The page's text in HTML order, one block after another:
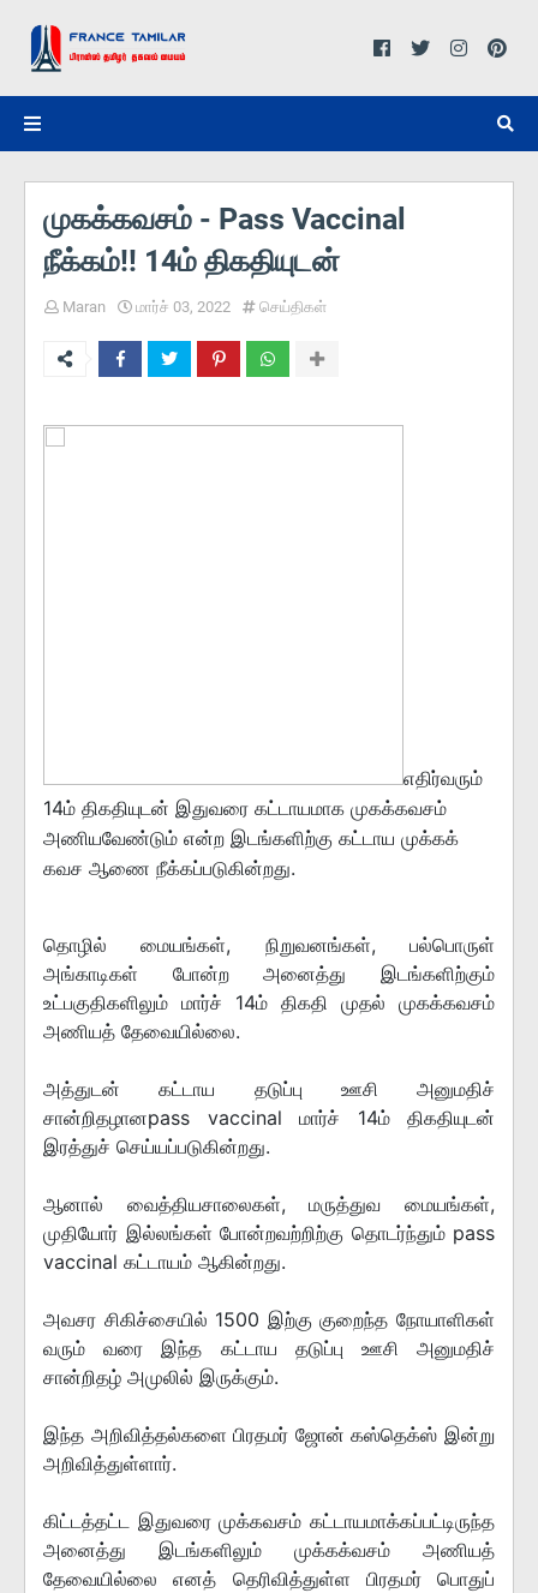
முகக்கவசம் - Pass Vaccinal
நீக்கம்!! 14ம் திகதியுடன்
Maran மார்ச் 03, 2022 செய்திகள்
எதிர்வரும்
14ம் திகதியுடன் இதுவரை கட்டாயமாக முகக்கவசம்
அணியவேண்டும் என்ற இடங்களிற்கு கட்டாய முக்கக்
கவச ஆணை நீக்கப்படுகின்றது.
தொழில் மையங்கள், நிறுவனங்கள், பல்பொருள்
அங்காடிகள் போன்ற அனைத்து இடங்களிற்கும்
உட்பகுதிகளிலும் மார்ச் 14ம் திகதி முதல் முகக்கவசம்
அணியத் தேவையில்லை.
அத்துடன் கட்டாய தடுப்பு ஊசி அனுமதிச்
சான்றிதழானpass vaccinal மார்ச் 14ம் திகதியுடன்
இரத்துச் செய்யப்படுகின்றது.
ஆனால் வைத்தியசாலைகள், மருத்துவ மையங்கள்,
முதியோர் இல்லங்கள் போன்றவற்றிற்கு தொடர்ந்தும் pass
vaccinal கட்டாயம் ஆகின்றது.
அவசர சிகிச்சையில் 1500 இற்கு குறைந்த நோயாளிகள்
வரும் வரை இந்த கட்டாய தடுப்பு ஊசி அனுமதிச்
சான்றிதழ் அமுலில் இருக்கும்.
இந்த அறிவித்தல்களை பிரதமர் ஜோன் கஸ்தெக்ஸ் இன்று
அறிவித்துள்ளார்.
கிட்டத்தட்ட இதுவரை முக்கவசம் கட்டாயமாக்கப்பட்டிருந்த
அனைத்து இடங்களிலும் முக்கக்வசம் அணியத்
தேவையில்லை எனத் தெரிவித்துள்ள பிரதமர் பொதுப்